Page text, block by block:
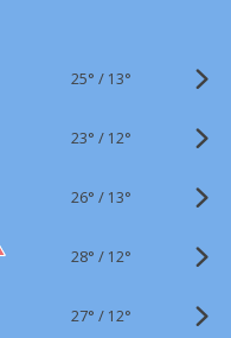
25° / 13°
23° / 12°
26° / 13°
28° / 12°
27° / 12°